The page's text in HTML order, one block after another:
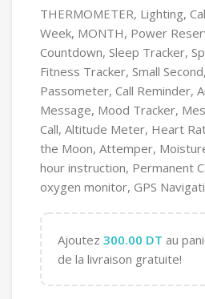
THERMOMETER, Lighting,
Week, MONTH, Power
Countdown, Sleep Tracker,
Fitness Tracker, Small
Passometer, Call Reminder,
Message, Mood Tracker,
Call, Altitude Meter, Heart
the Moon, Attemper,
hour instruction, Permanent
oxygen monitor, GPS
Ajoutez 300.00 DT au
de la livraison gratuite!